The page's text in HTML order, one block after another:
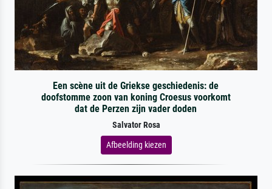
Een scène uit de Griekse geschiedenis: de
doofstomme zoon van koning Croesus voorkomt
dat de Perzen zijn vader doden
Salvator Rosa
Afbeelding kiezen